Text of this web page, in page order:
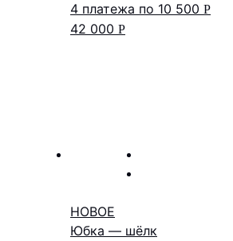
4 платежа по 10 500 Р
42 000 Р
НОВОЕ
Юбка — шёлк